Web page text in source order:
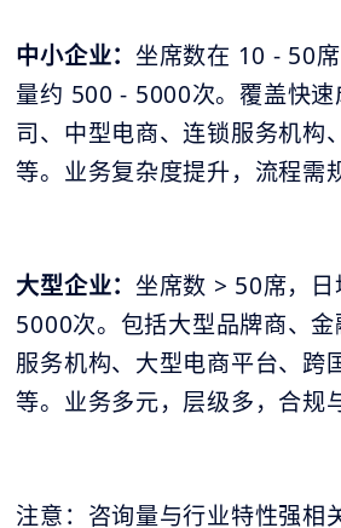
中小企业： 坐席数在 10 - 50
量约 500 - 5000次。覆盖快
司、中型电商、连锁服务机构
等。业务复杂度提升，流程需
大型企业： 坐席数 > 50席，
5000次。包括大型品牌商、
服务机构、大型电商平台、跨
等。业务多元，层级多，合规
注意：咨询量与行业特性强相